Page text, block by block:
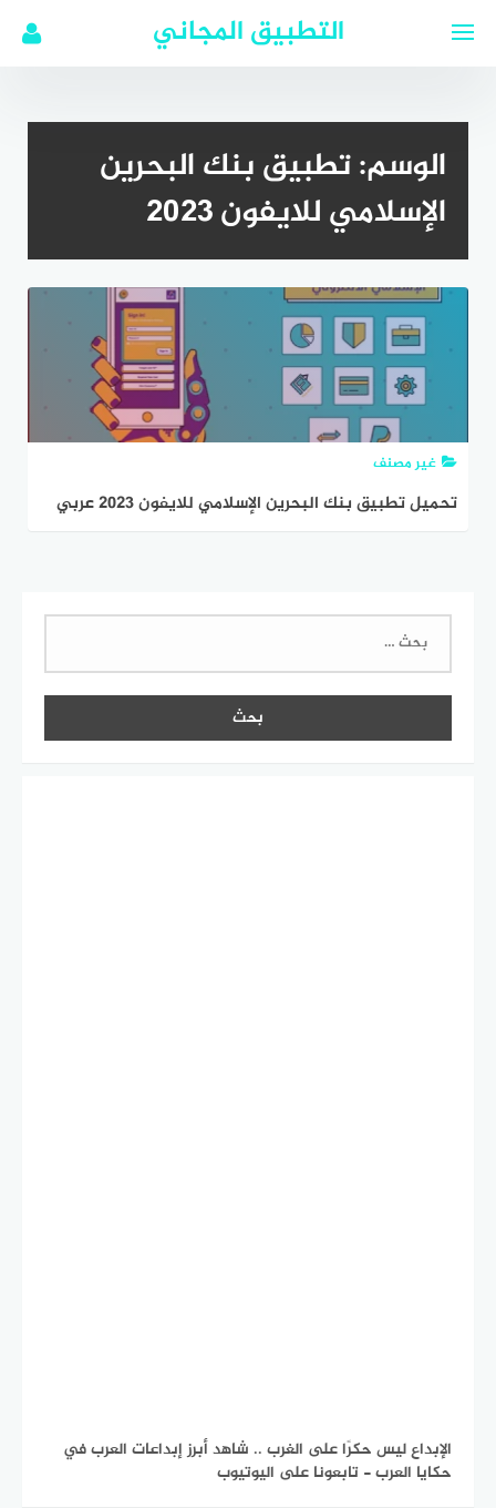
التطبيق المجاني
الوسم:تطبيق بنك البحرين
الإسلامي للايفون 2023
غير مصنف
تحميل تطبيق بنك البحرين الإسلامي للايفون 2023 عربي
البحث
الإبداع ليس حكرًا على الغرب .. شاهد أبرز إبداعات العرب في
حكايا العرب - تابعونا على اليوتيوب